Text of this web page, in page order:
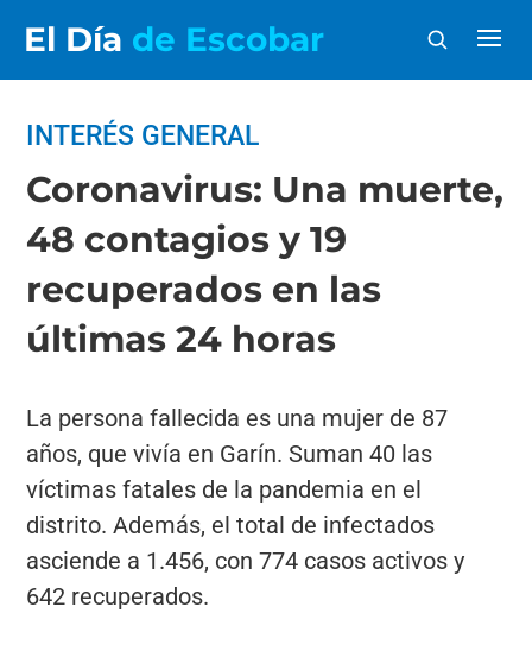
El Día de Escobar
INTERÉS GENERAL
Coronavirus: Una muerte,
48 contagios y 19
recuperados en las
últimas 24 horas
La persona fallecida es una mujer de 87
años, que vivía en Garín. Suman 40 las
víctimas fatales de la pandemia en el
distrito. Además, el total de infectados
asciende a 1.456, con 774 casos activos y
642 recuperados.